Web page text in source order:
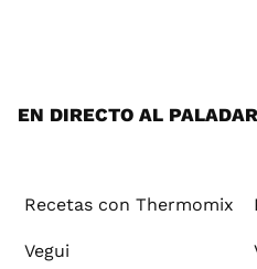
EN DIRECTO AL
Recetas con Thermomix
Vegui